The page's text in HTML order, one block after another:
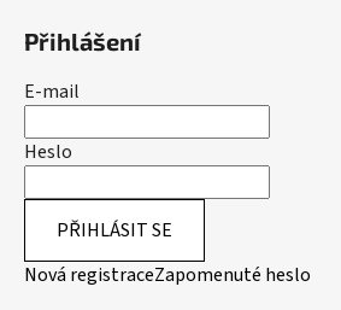
Přihlášení
E-mail
Heslo
PŘIHLÁSIT SE
Nová registraceZapomenuté heslo